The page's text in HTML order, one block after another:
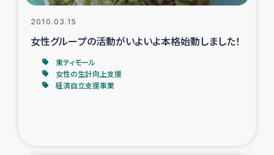
アイナロ県マウベシ郡でのコーヒー畑改善事業
ベイルート大規模爆発被災者支援
女性の生計向上支援
2010.03.15
女性グループの活動がいよいよ本格始動しました！
東ティモール
女性の生計向上支援
経済自立支援事業